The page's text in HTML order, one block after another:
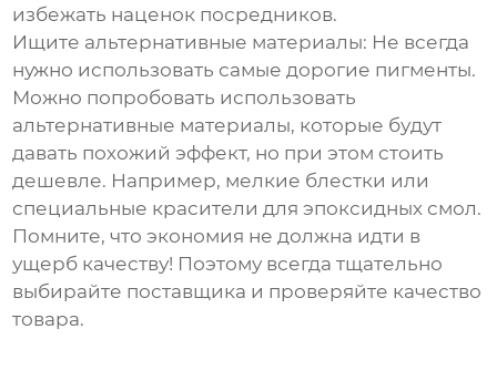
избежать наценок посредников.
Ищите альтернативные материалы: Не всегда
нужно использовать самые дорогие пигменты.
Можно попробовать использовать
альтернативные материалы, которые будут
давать похожий эффект, но при этом стоить
дешевле. Например, мелкие блестки или
специальные красители для эпоксидных смол.
Помните, что экономия не должна идти в
ущерб качеству! Поэтому всегда тщательно
выбирайте поставщика и проверяйте качество
товара.